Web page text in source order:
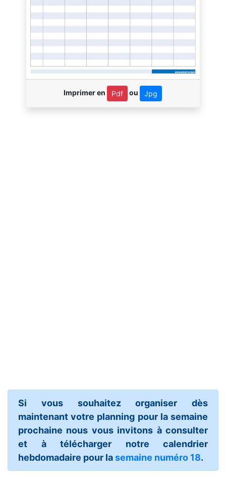
Imprimer en Pdf ou Jpg
Si vous souhaitez organiser dès
maintenant votre planning pour la semaine
prochaine nous vous invitons à consulter
et à télécharger notre calendrier
hebdomadaire pour lasemaine numéro 18.